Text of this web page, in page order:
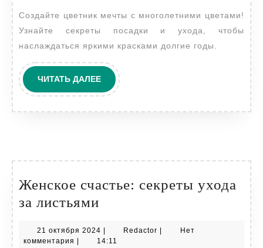
уход
за
ними
Создайте цветник мечты с многолетними цветами!
Узнайте секреты посадки и ухода, чтобы
наслаждаться яркими красками долгие годы.
ЧИТАТЬ ДАЛЕЕЧИТАТЬ
ДАЛЕЕ
Женское счастье: секреты ухода
за листьями
секреты
21 октября 2024 21
октября
| Redactor Redactor
|
Нет
комментария | 14:11